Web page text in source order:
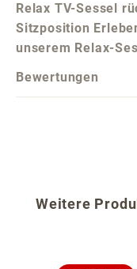
Relax TV-Sessel
Sitzposition
unserem Relax-
Bewertungen
Produktgalerie
Weitere